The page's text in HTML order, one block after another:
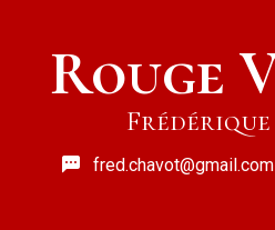
Rouge
fred.chavot@gmail.com